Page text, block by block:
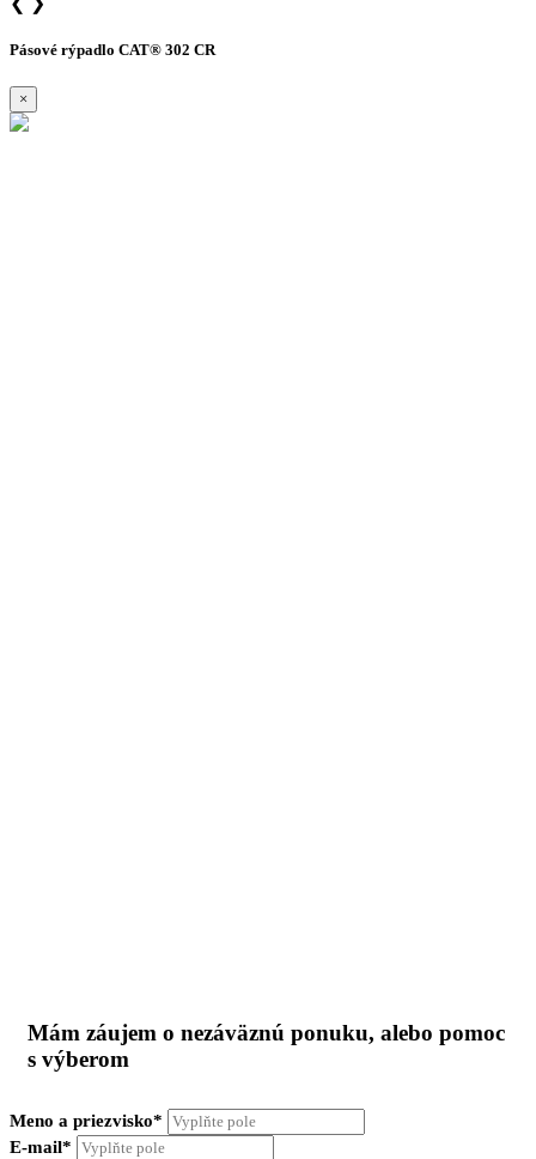
Pásové rýpadlo CAT® 302 CR
×
Mám záujem o nezáväznú ponuku, alebo pomoc
s výberom
Meno a priezvisko*
E-mail*